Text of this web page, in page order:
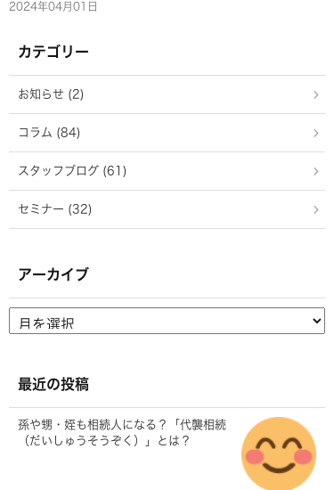
2024年04月01日
カテゴリー
お知らせ (2)
コラム (84)
スタッフブログ (61)
セミナー (32)
アーカイブ
最近の投稿
孫や甥・姪も相続人になる？「代襲相続
（だいしゅうそうぞく）」とは？